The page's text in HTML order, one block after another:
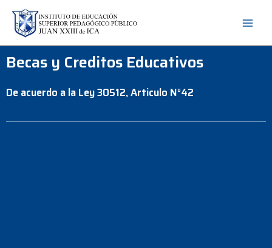
Becas y Creditos Educativos
De acuerdo a la Ley 30512, Articulo N°42